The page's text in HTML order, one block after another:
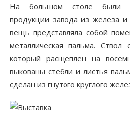
На большом столе были
продукции завода из железа и
вещь представляла собой
металлическая пальма.
который расщеплен на
выкованы стебли и листья
сделан из гнутого круглого